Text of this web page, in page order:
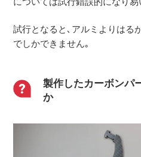
試行となると､アルミよりはる
でしかできません｡
製作したカーボンパ
か